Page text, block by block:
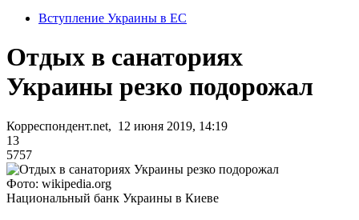
Вступление Украины в ЕС
Отдых в санаториях
Украины резко подорожал
Корреспондент.net, 12 июня 2019, 14:19
13
5757
Фото: wikipedia.org
Национальный банк Украины в Киеве